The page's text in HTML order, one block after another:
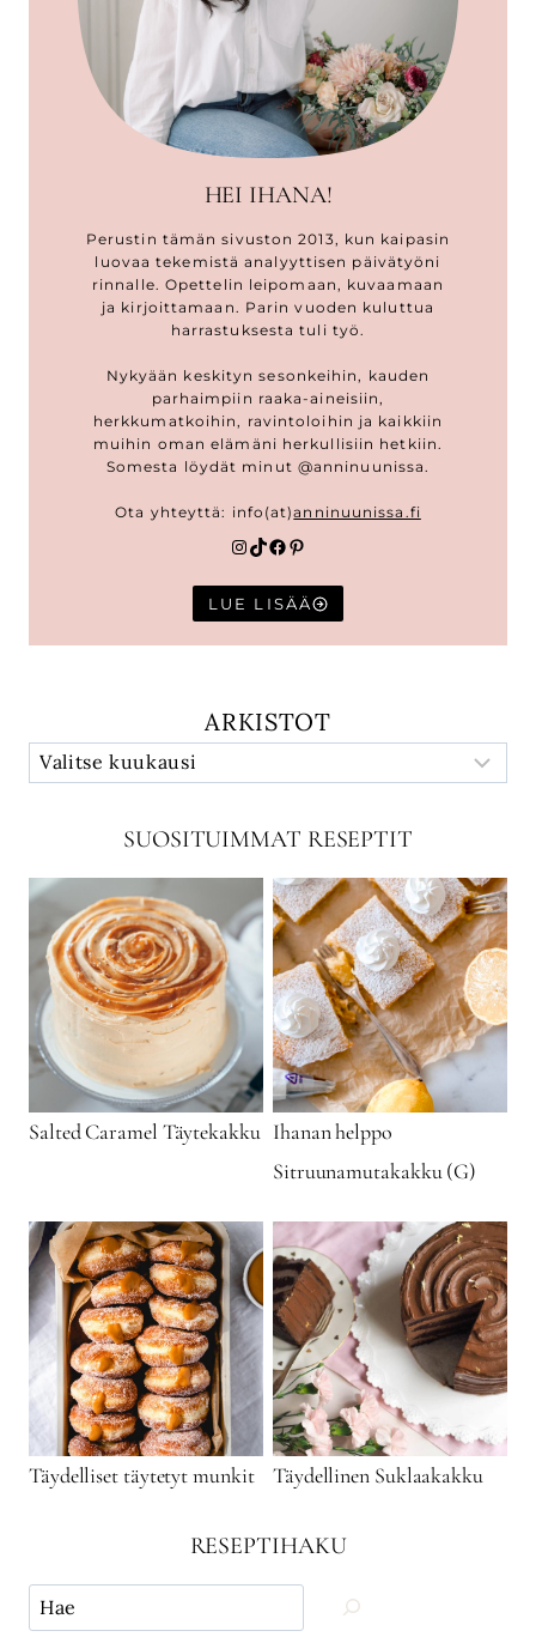
HEI IHANA!
Perustin tämän sivuston 2013, kun kaipasin
luovaa tekemistä analyyttisen päivätyöni
rinnalle. Opettelin leipomaan, kuvaamaan
ja kirjoittamaan. Parin vuoden kuluttua
harrastuksesta tuli työ.
Nykyään keskityn sesonkeihin, kauden
parhaimpiin raaka-aineisiin,
herkkumatkoihin, ravintoloihin ja kaikkiin
muihin oman elämäni herkullisiin hetkiin.
Somesta löydät minut @anninuunissa.
Ota yhteyttä: info(at)anninuunissa.fi
Instagram
TikTok
Facebook
Pinterest
LUE LISÄÄ
ARKISTOT
SUOSITUIMMAT RESEPTIT
Salted Caramel Täytekakku Ihanan helppo
Sitruunamutakakku (G)
Täydelliset täytetyt munkit Täydellinen Suklaakakku
RESEPTIHAKU
Käytä
hakua